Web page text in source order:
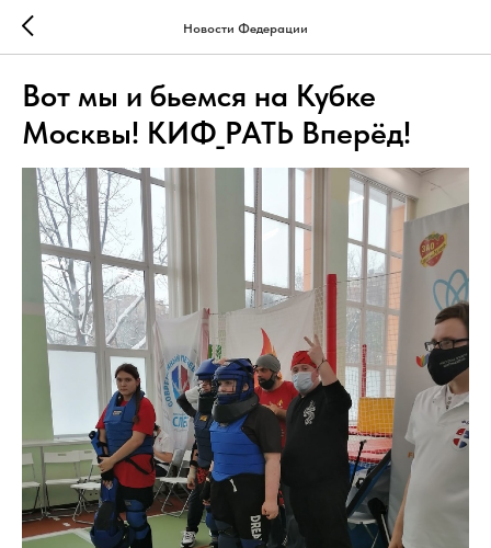
Новости Федерации
Вот мы и бьемся на Кубке
Москвы! КИФ_РАТЬ Вперёд!